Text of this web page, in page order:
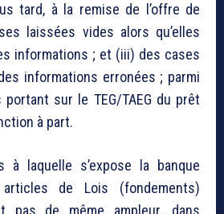
tard, à la remise de l’offre de
laissées vides alors qu’elles
informations ; et (iii) des cases
informations erronées ; parmi
sur le TEG/TAEG du prêt
à part.
à laquelle s’expose la banque
de Lois (fondements)
pas de même ampleur, dans